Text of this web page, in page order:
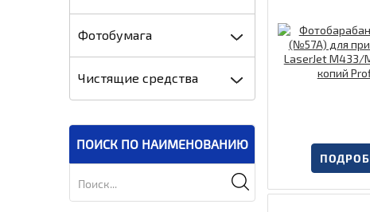
Фотобумага
Чистящие средства
ПОИСК ПО НАИМЕНОВАНИЮ